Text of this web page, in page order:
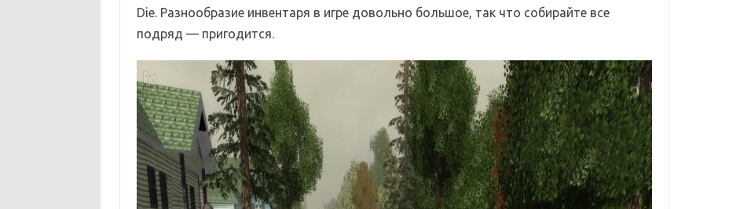
Die. Разнообразие инвентаря в игре довольно большое, так что собирайте все
подряд — пригодится.